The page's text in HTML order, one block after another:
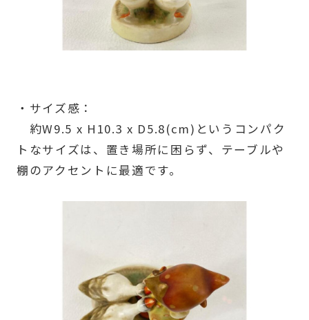
・サイズ感：
約W9.5 x H10.3 x D5.8(cm)というコンパク
トなサイズは、置き場所に困らず、テーブルや
棚のアクセントに最適です。